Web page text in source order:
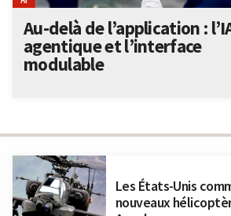
Les États-Unis
nouveaux
Au-delà de l’application :
agentique et l’interface
modulable